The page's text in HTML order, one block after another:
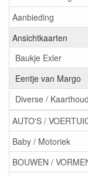
Aanbieding
Ansichtkaarten
Baukje Exler
Eentje van Margo
Diverse /
AUTO'S /
Baby / Motoriek
BOUWEN /